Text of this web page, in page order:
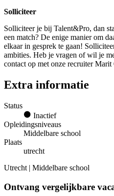
Solliciteer
Solliciteer je bij Talent&Pro, dan
een match? De enige manier om
elkaar in gesprek te gaan!
ambities. Heb je vragen of wil je
contact op met onze recruiter
Extra informatie
Status
Inactief
Opleidingsniveaus
Middelbare school
Plaats
utrecht
Utrecht | Middelbare school
Ontvang vergelijkbare